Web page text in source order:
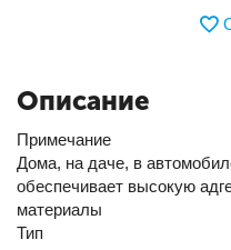
Описание
Примечание
Дома, на даче, в
обеспечивает высокую
материалы
Тип